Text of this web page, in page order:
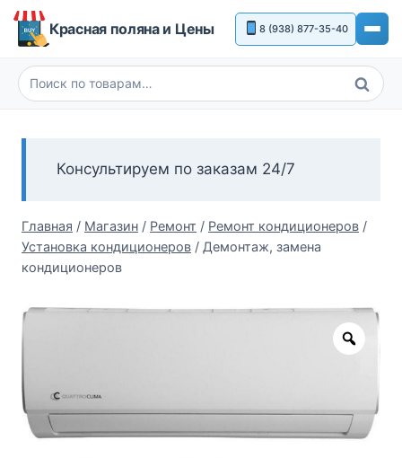
Перейти
Красная поляна и Цены 8 (938) 877-35-40
Искать:
Поиск
Консультируем по заказам 24/7
Главная / Магазин / Ремонт / Ремонт кондиционеров /
Установка кондиционеров / Демонтаж, замена
кондиционеров
Zoom